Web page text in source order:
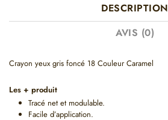
DESCRIPTION
AVIS (0)
Crayon yeux gris foncé 18 Couleur Caramel
Les + produit
Tracé net et modulable.
Facile d’application.